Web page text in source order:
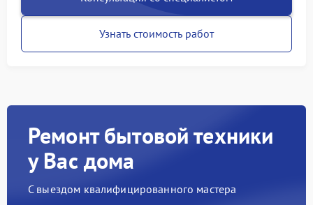
Узнать стоимость работ
Ремонт бытовой техники
у Вас дома
С выездом квалифицированного мастера